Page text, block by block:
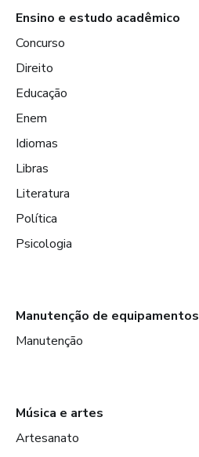
Ensino e estudo acadêmico
Concurso
Direito
Educação
Enem
Idiomas
Libras
Literatura
Política
Psicologia
Manutenção de equipamentos
Manutenção
Música e artes
Artesanato